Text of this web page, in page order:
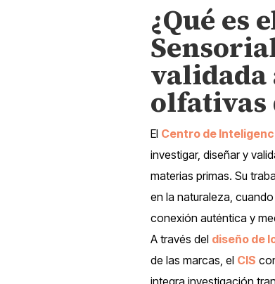
¿Qué es
validada
olfativas
El Centro de
investigar, diseñar y
materias primas. Su
en la naturaleza,
conexión auténtica y
A través del diseño de
de las marcas, el CIS
integra investigación